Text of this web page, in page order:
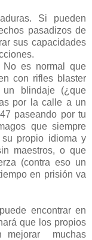
Si pueden
pasadizos de
sus capacidades
No es normal que
con rifles blaster
blindaje (¿que
por la calle a un
paseando por tu
que siempre
propio idioma y
maestros, o que
(contra eso un
en prisión va
encontrar en
que los propios
mejorar muchas